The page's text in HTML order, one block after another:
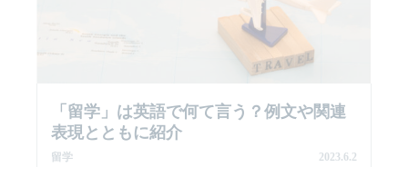
「留学」は英語で何て言う？例文や関連
表現とともに紹介
留学 2023.6.2